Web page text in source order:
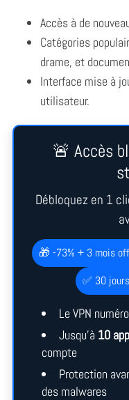
Accès à de
Catégories
drame, et
Interface mise à
utilisateur.
🚨 Accès
Débloquez en 1
🎁 -73% + 3 mois
✅ 30
Le VPN
Jusqu’à 10
compte
Protection
des malwares